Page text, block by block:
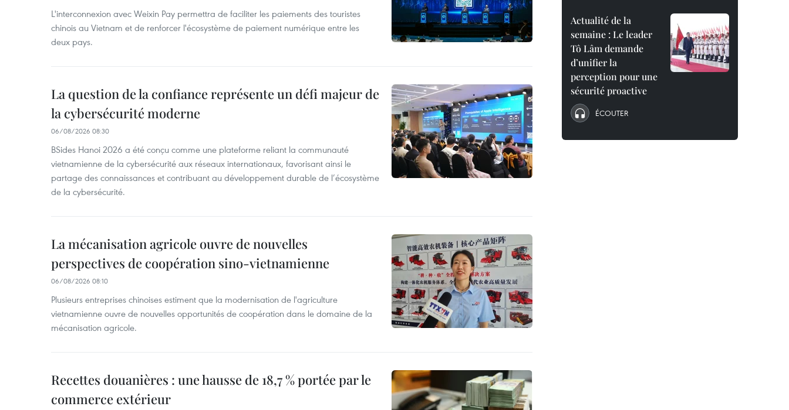
L'interconnexion avec Weixin Pay permettra de faciliter les paiements des touristes
chinois au Vietnam et de renforcer l'écosystème de paiement numérique entre les
deux pays.
La question de la confiance représente un défi majeur de
la cybersécurité moderne
06/08/2026 08:30
BSides Hanoi 2026 a été conçu comme une plateforme reliant la communauté
vietnamienne de la cybersécurité aux réseaux internationaux, favorisant ainsi le
partage des connaissances et contribuant au développement durable de l’écosystème
de la cybersécurité.
La mécanisation agricole ouvre de nouvelles
perspectives de coopération sino-vietnamienne
06/08/2026 08:10
Plusieurs entreprises chinoises estiment que la modernisation de l'agriculture
vietnamienne ouvre de nouvelles opportunités de coopération dans le domaine de la
mécanisation agricole.
Recettes douanières : une hausse de 18,7 % portée par le
commerce extérieur
Actualité de la
semaine : Le leader
Tô Lâm demande
d’unifier la
perception pour une
sécurité proactive
ÉCOUTER